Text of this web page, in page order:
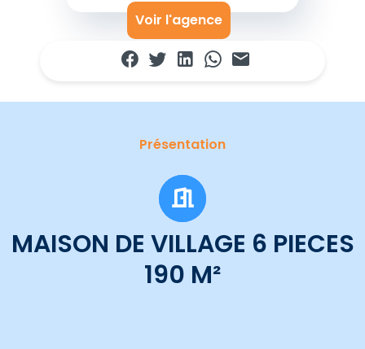
Voir l'agence
Présentation
MAISON DE VILLAGE 6 PIECES
190 M²